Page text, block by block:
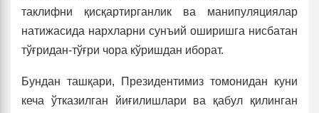
таклифни қисқартирганлик ва манипуляциялар
натижасида нархларни сунъий оширишга нисбатан
тўғридан-тўғри чора кўришдан иборат.
Бундан ташқари, Президентимиз томонидан куни
кеча ўтказилган йиғилишлари ва қабул қилинган